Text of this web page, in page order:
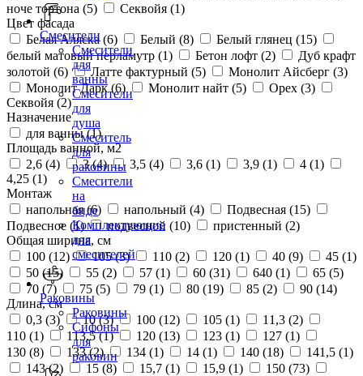
Смесители
Смесители
для
ванны
Смесители
для
душа
Смеситель
для
раковины
Смесители
на
биде
Комплектующие
для
смесителей
Раковины
Раковины
Сифоны
для
раковин
ноче тортона (5) Секвойя (1)
Цвет фасада
Белая Аляска (6) Белый (8) Белый глянец (15)
белый матовый перламутр (1) Бетон лофт (2)
Дуб крафт
золотой (6) Латте фактурный (5) Монолит Айсберг (3)
Монолит Дарк (6) Монолит найт (5) Орех (3)
Секвойя (2)
Назначение
для ванны (1)
Площадь ванной, м2
2,6 (4) 3 (4) 3,5 (4) 3,6 (1) 3,9 (1) 4 (1)
4,25 (1)
Монтаж
напольная (6) напольный (4) Подвесная (15)
Подвесное (1) подвесной (10) пристенный (2)
Общая ширина, см
100 (12) 105 (3) 110 (2) 120 (1) 40 (9) 45 (1)
50 (15) 55 (2) 57 (1) 60 (31) 640 (1) 65 (5)
70 (7) 75 (5) 79 (1) 80 (19) 85 (2) 90 (14)
Длина, см
0,3 (3) 10 (3) 100 (12) 105 (1) 11,3 (2)
110 (1) 113,5 (1) 120 (13) 123 (1) 127 (1)
130 (8) 133 (2) 134 (1) 14 (1) 140 (18) 141,5 (1)
143 (2) 15 (8) 15,7 (1) 15,9 (1) 150 (73)